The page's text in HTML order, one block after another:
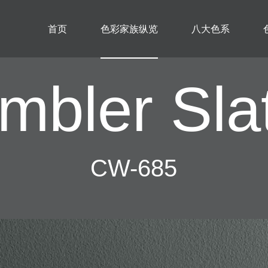
首页 色彩家族纵览 八大色系
CW-685